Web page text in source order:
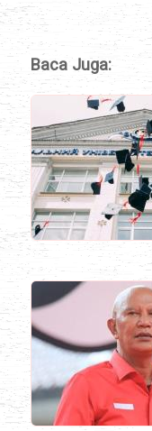
Baca Juga: